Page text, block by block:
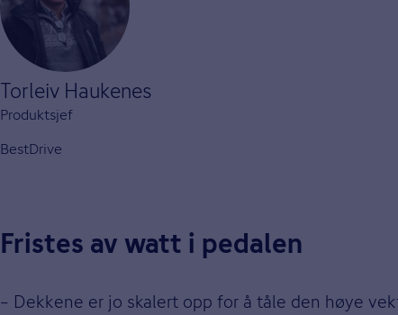
Torleiv Haukenes
Produktsjef
BestDrive
Fristes av watt i pedalen
– Dekkene er jo skalert opp for å tåle den høye